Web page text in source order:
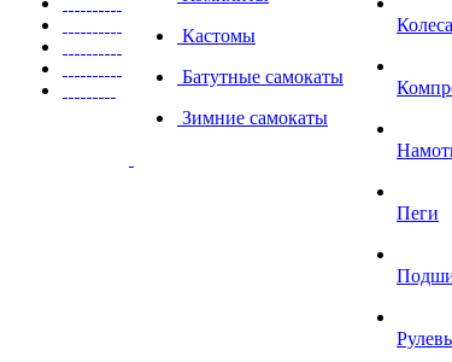
Кастомы
Батутные самокаты
Зимние самокаты
Колеса
Пеги